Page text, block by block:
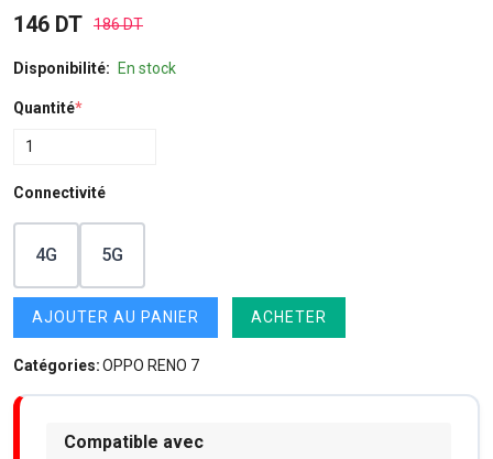
146 DT 186 DT
Disponibilité: En stock
Quantité*
Connectivité
4G 5G
AJOUTER AU PANIER ACHETER
Catégories:OPPO RENO 7
Compatible avec